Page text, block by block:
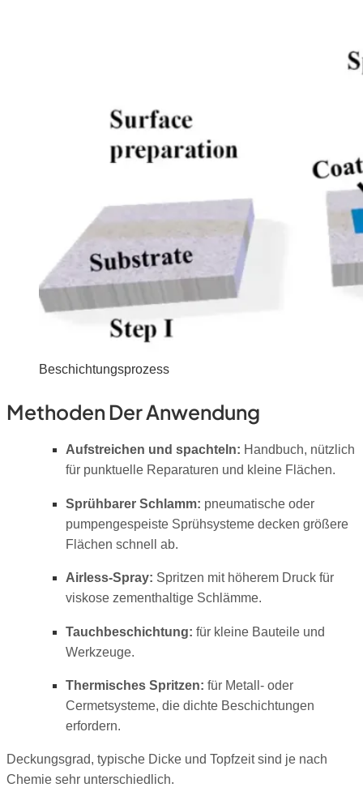
Beschichtungsprozess
Methoden Der Anwendung
Aufstreichen und spachteln: Handbuch, nützlich
für punktuelle Reparaturen und kleine Flächen.
Sprühbarer Schlamm: pneumatische oder
pumpengespeiste Sprühsysteme decken größere
Flächen schnell ab.
Airless-Spray: Spritzen mit höherem Druck für
viskose zementhaltige Schlämme.
Tauchbeschichtung: für kleine Bauteile und
Werkzeuge.
Thermisches Spritzen: für Metall- oder
Cermetsysteme, die dichte Beschichtungen
erfordern.
Deckungsgrad, typische Dicke und Topfzeit sind je nach
Chemie sehr unterschiedlich.